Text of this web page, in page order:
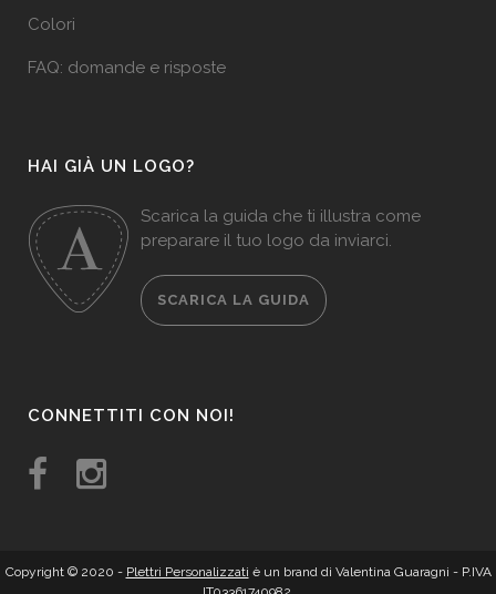
Colori
FAQ: domande e risposte
HAI GIÀ UN LOGO?
Scarica la guida che ti illustra come
preparare il tuo logo da inviarci.
SCARICA LA GUIDA
CONNETTITI CON NOI!
Copyright © 2020 - Plettri Personalizzati è un brand di Valentina Guaragni - P.IVA